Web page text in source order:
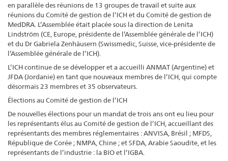
en parallèle des réunions de 13 groupes de travail et suite aux
réunions du Comité de gestion de l’ICH et du Comité de gestion de
MedDRA. L’Assemblée était placée sous la direction de Lenita
Lindström (CE, Europe, présidente de l’Assemblée générale de l’ICH)
et du Dr Gabriela Zenhäusern (Swissmedic, Suisse, vice-présidente de
l’Assemblée générale de l’ICH).
L’ICH continue de se développer et a accueilli ANMAT (Argentine) et
JFDA (Jordanie) en tant que nouveaux membres de l’ICH, qui compte
désormais 23 membres et 35 observateurs.
Élections au Comité de gestion de l’ICH
De nouvelles élections pour un mandat de trois ans ont eu lieu pour
les représentants élus au Comité de gestion de l’ICH, accueillant des
représentants des membres réglementaires : ANVISA, Brésil ; MFDS,
République de Corée ; NMPA, Chine ; et SFDA, Arabie Saoudite, et les
représentants de l’industrie : la BIO et l’IGBA.